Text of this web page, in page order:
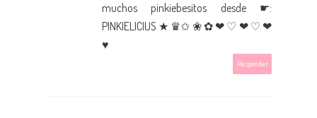
muchos pinkiebesitos desde ☛:
PINKIELICIUS ★ ♛✩ ❀ ✿ ❤ ♡ ❤ ♡ ❤
♥
Responder